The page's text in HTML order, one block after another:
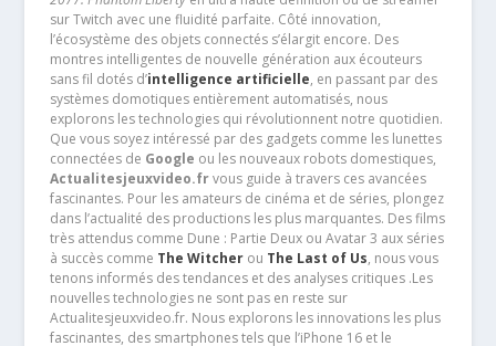
sur Twitch avec une fluidité parfaite. Côté innovation,
l’écosystème des objets connectés s’élargit encore. Des
montres intelligentes de nouvelle génération aux écouteurs
sans fil dotés d’intelligence artificielle, en passant par des
systèmes domotiques entièrement automatisés, nous
explorons les technologies qui révolutionnent notre quotidien.
Que vous soyez intéressé par des gadgets comme les lunettes
connectées de Google ou les nouveaux robots domestiques,
Actualitesjeuxvideo.frvous guide à travers ces avancées
fascinantes. Pour les amateurs de cinéma et de séries, plongez
dans l’actualité des productions les plus marquantes. Des films
très attendus comme Dune : Partie Deux ou Avatar 3 aux séries
à succès comme The Witcherou The Last of Us, nous vous
tenons informés des tendances et des analyses critiques .Les
nouvelles technologies ne sont pas en reste sur
Actualitesjeuxvideo.fr. Nous explorons les innovations les plus
fascinantes, des smartphones tels que l’iPhone 16 et le